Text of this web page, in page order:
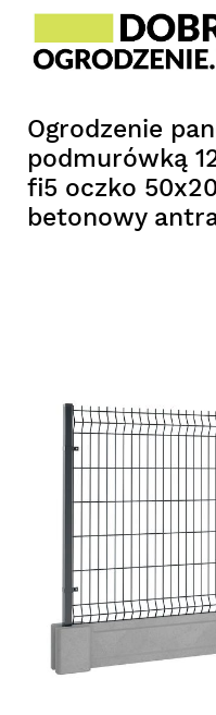
Ogrodzenie
podmurówką
fi5 oczko
betonowy